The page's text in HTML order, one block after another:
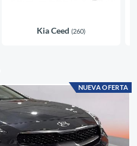
Kia Ceed (260)
NUEVA OFERTA